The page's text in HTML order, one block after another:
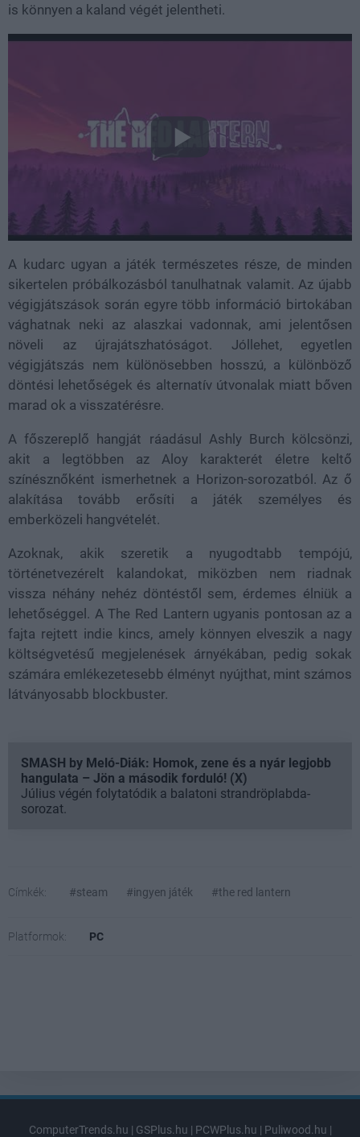
is könnyen a kaland végét jelentheti.
A kudarc ugyan a játék természetes része, de minden
sikertelen próbálkozásból tanulhatnak valamit. Az újabb
végigjátszások során egyre több információ birtokában
vághatnak neki az alaszkai vadonnak, ami jelentősen
növeli az újrajátszhatóságot. Jóllehet, egyetlen
végigjátszás nem különösebben hosszú, a különböző
döntési lehetőségek és alternatív útvonalak miatt bőven
marad ok a visszatérésre.
A főszereplő hangját ráadásul Ashly Burch kölcsönzi,
akit a legtöbben az Aloy karakterét életre keltő
színésznőként ismerhetnek a Horizon-sorozatból. Az ő
alakítása tovább erősíti a játék személyes és
emberközeli hangvételét.
Azoknak, akik szeretik a nyugodtabb tempójú,
történetvezérelt kalandokat, miközben nem riadnak
vissza néhány nehéz döntéstől sem, érdemes élniük a
lehetőséggel. A The Red Lantern ugyanis pontosan az a
fajta rejtett indie kincs, amely könnyen elveszik a nagy
költségvetésű megjelenések árnyékában, pedig sokak
számára emlékezetesebb élményt nyújthat, mint számos
látványosabb blockbuster.
SMASH by Meló-Diák: Homok, zene és a nyár legjobb
hangulata – Jön a második forduló! (X)
Július végén folytatódik a balatoni strandröplabda-
sorozat.
Címkék: #steam #ingyen játék #the red lantern
Platformok: PC
ComputerTrends.hu | GSPlus.hu | PCWPlus.hu | Puliwood.hu |